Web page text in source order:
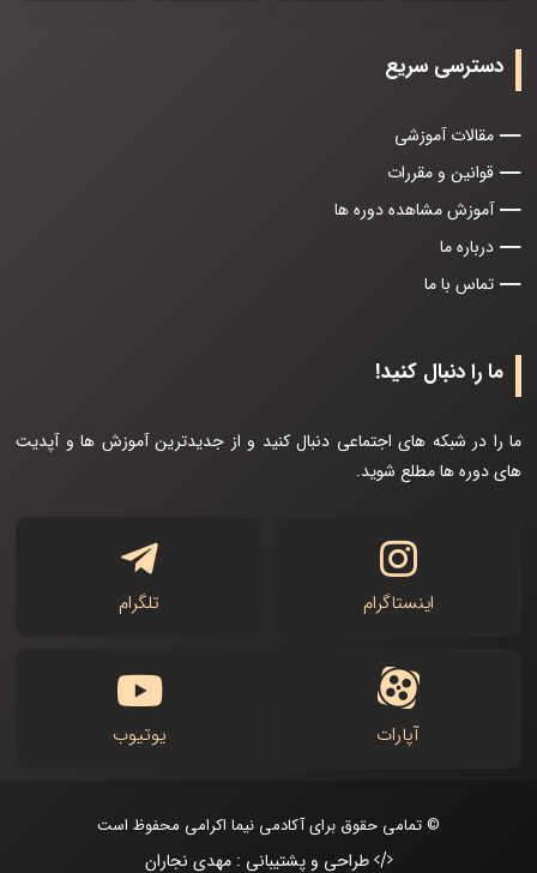
دسترسی سریع
مقالات آموزشی
قوانین و مقررات
آموزش مشاهده دوره ها
درباره ما
تماس با ما
ما را دنبال کنید!
ما را در شبکه های اجتماعی دنبال کنید و از جدیدترین آموزش ها و آپدیت
های دوره ها مطلع شوید.
اینستاگرام تلگرام
آپارات یوتیوب
© تمامی حقوق برای آکادمی نیما اکرامی محفوظ است
طراحی و پشتیبانی : مهدی نجاران